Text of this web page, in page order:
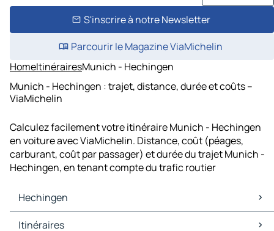
S'inscrire à notre Newsletter
Parcourir le Magazine ViaMichelin
HomeItinérairesMunich - Hechingen
Munich - Hechingen : trajet, distance, durée et coûts –
ViaMichelin
Calculez facilement votre itinéraire Munich - Hechingen
en voiture avec ViaMichelin. Distance, coût (péages,
carburant, coût par passager) et durée du trajet Munich -
Hechingen, en tenant compte du trafic routier
Hechingen
Hechingen Cartes et plans
Itinéraires